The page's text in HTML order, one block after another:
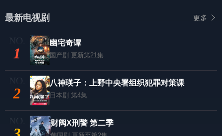
最新电视剧 更多
1
幽宅奇谭
国产剧 更新第21集
2
八神瑛子：上野中央署组织犯罪对策课
日本剧 第4集
财阀X刑警 第二季